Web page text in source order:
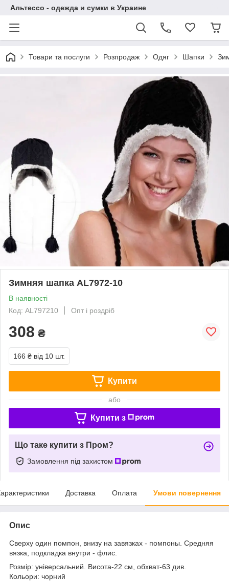
Альтессо - одежда и сумки в Украине
Товари та послуги Розпродаж Одяг Шапки
Зимняя шапка AL7972-10
В наявності
Код: AL797210
Опт і роздріб
308 ₴
166 ₴ від 10 шт.
Купити
або
Купити з
Що таке купити з Пром?
Замовлення під захистом
Доставка Оплата Умови повернення
Опис
Сверху один помпон, внизу на завязках - помпоны. Средняя
вязка, подкладка внутри - флис.
Розмір: універсальний. Висота-22 см, обхват-63 див.
Кольори: чорний